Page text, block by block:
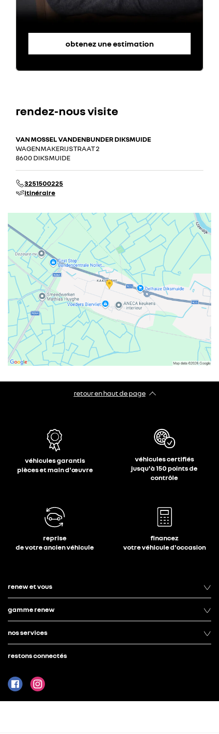
obtenez une estimation
rendez-nous visite
VAN MOSSEL VANDENBUNDER DIKSMUIDE
WAGENMAKERIJSTRAAT 2
8600 DIKSMUIDE
3251500225
itinéraire
retour en haut de page​
véhicules garantis
pièces et main d'œuvre
véhicules certifiés
jusqu'à 150 points de
contrôle
reprise
de votre ancien véhicule
financez
votre véhicule d'occasion
renew et vous
gamme renew
nos services
restons connectés